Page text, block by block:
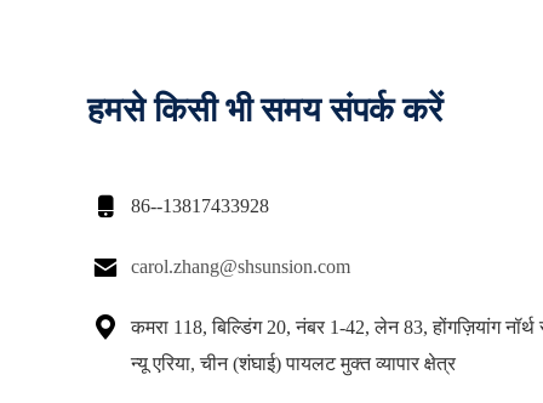
हमसे किसी भी समय संपर्क करें
 86--13817433928
 carol.zhang@shsunsion.com

कमरा 118, बिल्डिंग 20, नंबर 1-42, लेन 83, होंगज़ियांग नॉर्थ
न्यू एरिया, चीन (शंघाई) पायलट मुक्त व्यापार क्षेत्र